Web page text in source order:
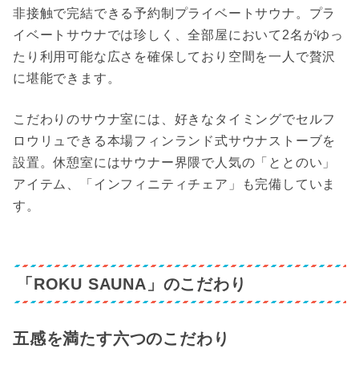
非接触で完結できる予約制プライベートサウナ。プラ
イベートサウナでは珍しく、全部屋において2名がゆっ
たり利用可能な広さを確保しており空間を一人で贅沢
に堪能できます。
こだわりのサウナ室には、好きなタイミングでセルフ
ロウリュできる本場フィンランド式サウナストーブを
設置。休憩室にはサウナー界隈で人気の「ととのい」
アイテム、「インフィニティチェア」も完備していま
す。
「ROKU SAUNA」のこだわり
五感を満たす六つのこだわり